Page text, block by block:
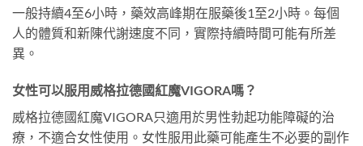
一般持續4至6小時，藥效高峰期在服藥後1至2小時。每個
人的體質和新陳代謝速度不同，實際持續時間可能有所差
異。
女性可以服用威格拉德國紅魔VIGORA嗎？
威格拉德國紅魔VIGORA只適用於男性勃起功能障礙的治
療，不適合女性使用。女性服用此藥可能產生不必要的副作